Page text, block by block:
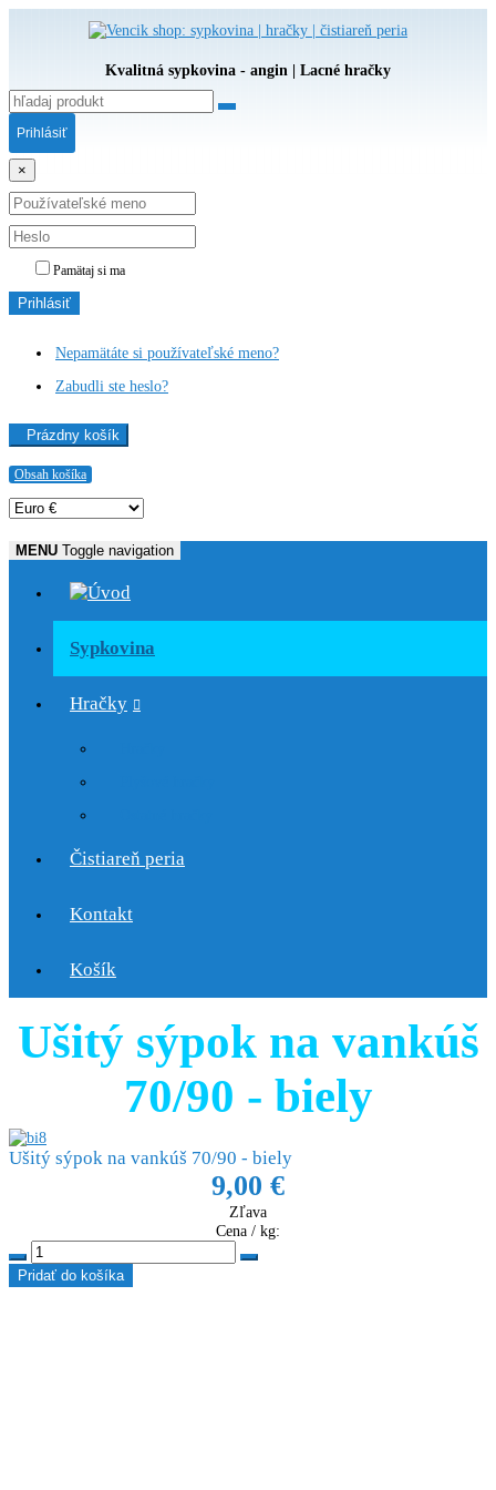
Kvalitná sypkovina - angin | Lacné hračky
Prihlásiť
×
Pamätaj si ma
Prihlásiť
Nepamätáte si používateľské meno?
Zabudli ste heslo?
Prázdny košík
Obsah košíka
MENU Toggle navigation
Sypkovina
Hračky
Čistiareň peria
Kontakt
Košík
Ušitý sýpok na vankúš
70/90 - biely
Ušitý sýpok na vankúš 70/90 - biely
9,00 €
Zľava
Cena / kg: